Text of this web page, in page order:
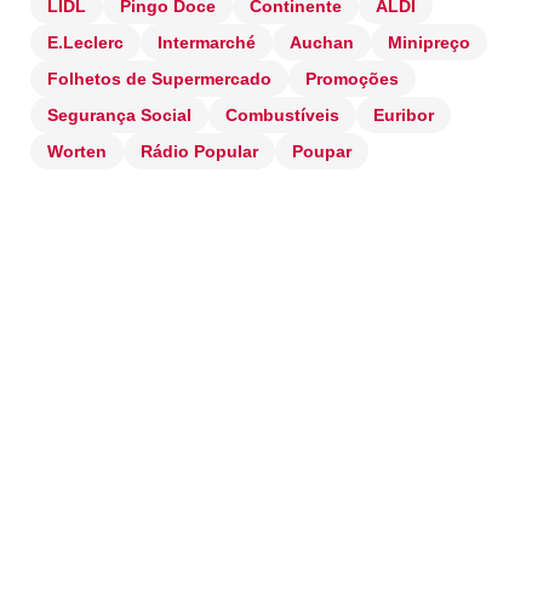
LIDL Pingo Doce Continente
ALDI
E.Leclerc
Intermarché Auchan
Minipreço
Folhetos de Supermercado
Promoções
Segurança Social
Combustíveis
Euribor
Worten
Rádio Popular Poupar